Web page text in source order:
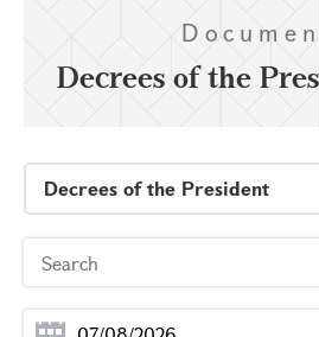
Decrees of the
Decrees of the President